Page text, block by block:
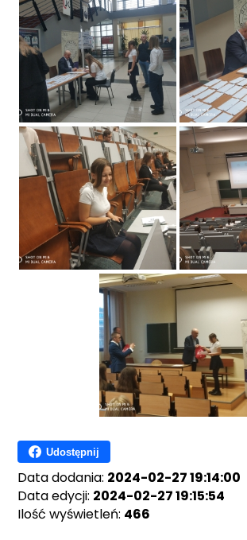
Udostępnij
Data dodania: 2024-02-27 19:14:00
Data edycji: 2024-02-27 19:15:54
Ilość wyświetleń: 466